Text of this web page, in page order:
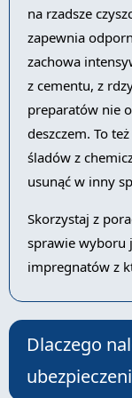
na rzadsze
zapewnia
zachowa
z cementu, z
preparatów nie
deszczem. To
śladów z
usunąć w inny
Skorzystaj z
sprawie wyboru
impregnatów z
Dlaczego